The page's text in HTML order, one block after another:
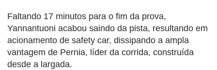
Faltando 17 minutos para o fim da prova,
Yannantuoni acabou saindo da pista, resultando em
acionamento de safety car, dissipando a ampla
vantagem de Pernia, líder da corrida, construída
desde a largada.